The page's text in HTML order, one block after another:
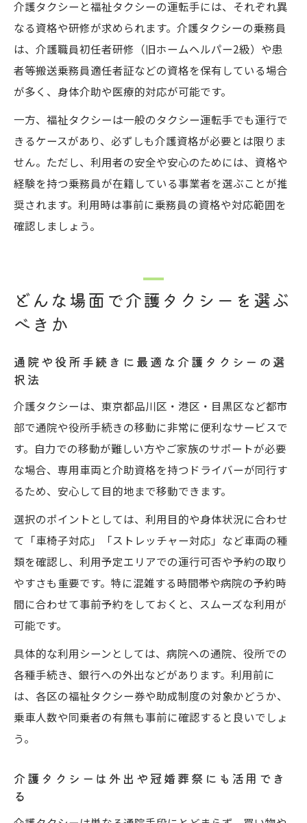
介護タクシーと福祉タクシーの運転手には、それぞれ異
なる資格や研修が求められます。介護タクシーの乗務員
は、介護職員初任者研修（旧ホームヘルパー2級）や患
者等搬送乗務員適任者証などの資格を保有している場合
が多く、身体介助や医療的対応が可能です。
一方、福祉タクシーは一般のタクシー運転手でも運行で
きるケースがあり、必ずしも介護資格が必要とは限りま
せん。ただし、利用者の安全や安心のためには、資格や
経験を持つ乗務員が在籍している事業者を選ぶことが推
奨されます。利用時は事前に乗務員の資格や対応範囲を
確認しましょう。
どんな場面で介護タクシーを選ぶ
べきか
通院や役所手続きに最適な介護タクシーの選
択法
介護タクシーは、東京都品川区・港区・目黒区など都市
部で通院や役所手続きの移動に非常に便利なサービスで
す。自力での移動が難しい方やご家族のサポートが必要
な場合、専用車両と介助資格を持つドライバーが同行す
るため、安心して目的地まで移動できます。
選択のポイントとしては、利用目的や身体状況に合わせ
て「車椅子対応」「ストレッチャー対応」など車両の種
類を確認し、利用予定エリアでの運行可否や予約の取り
やすさも重要です。特に混雑する時間帯や病院の予約時
間に合わせて事前予約をしておくと、スムーズな利用が
可能です。
具体的な利用シーンとしては、病院への通院、役所での
各種手続き、銀行への外出などがあります。利用前に
は、各区の福祉タクシー券や助成制度の対象かどうか、
乗車人数や同乗者の有無も事前に確認すると良いでしょ
う。
介護タクシーは外出や冠婚葬祭にも活用でき
る